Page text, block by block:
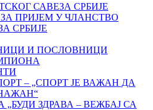
САВЕЗА СРБИЈЕ
ПРИЈЕМ У ЧЛАНСТВО
СРБИЈЕ
И ПОСЛОВНИЦИ
– „СПОРТ ЈЕ ВАЖАН ДА
ЗДРАВА – ВЕЖБАЈ СА